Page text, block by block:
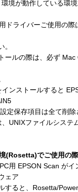
が動作している環境
イバーご使用の際
の際は、必ず Mac
ンストールすると
存項目は全て削除
UNIXファイルシステ
(Rosetta)でご使用の
用 EPSON Scan がイ
ェア
と、Rosetta/